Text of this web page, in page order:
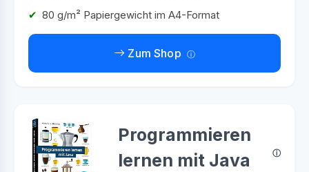
80 g/m² Papiergewicht im A4-Format
Zum Shop
Programmieren
lernen mit Java